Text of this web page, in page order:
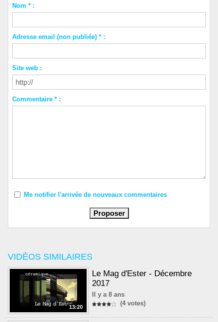
VIDÉOS SIMILAIRES
13:20
Le Mag d'Ester - Décembre
2017
Il y a 8 ans
(4 votes)
Nom * :
Adresse email (non publiée) * :
Site web :
Commentaire * :
Me notifier l'arrivée de nouveaux commentaires